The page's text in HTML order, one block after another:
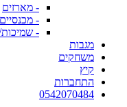
- מארזים
- מכנסיים
-
מגבות
משחקים
קיץ
התחברות
0542070484